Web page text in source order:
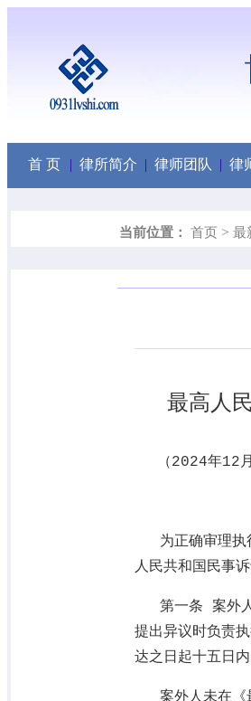
首 页 | 律所简介 | 律师团队 | 律
当前位置： 首页 > 最
最高人
（2024年12月
为正确审理
人民共和国民事
第一条 案外
提出异议时负责
达之日起十五日
案外人未在《